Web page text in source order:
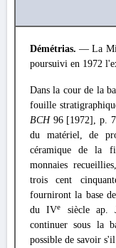
Démétrias.— La
poursuivi en 1972
Dans la cour de la
fouille
BCH96 [1972], p.
du matériel, de
céramique de la
monnaies
trois cent
fourniront la base
du IVe
siècle ap.
continuer sous la
possible de savoir